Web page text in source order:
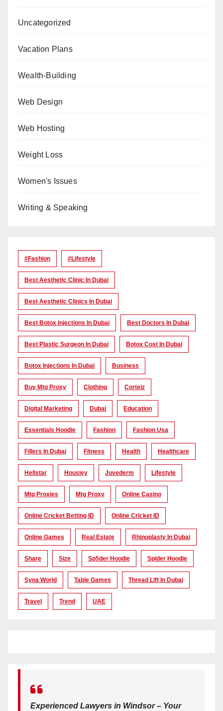
Uncategorized
Vacation Plans
Wealth-Building
Web Design
Web Hosting
Weight Loss
Women's Issues
Writing & Speaking
#Fashion #lifestyle
Best Aesthetic Clinic In Dubai
Best Aesthetic Clinics In Dubai
Best Botox Injections In Dubai Best Doctors In Dubai
Best Plastic Surgeon In Dubai Botox Cost In Dubai
Botox Injections In Dubai Business
Buy Mtg Proxy Clothing Corteiz
Digital Marketing Dubai Education
Essentials Hoodie Fashion Fashion Usa
Fillers In Dubai Fitness Health Healthcare
Hellstar Housiey Juvederm Lifestyle
Mtg Proxies Mtg Proxy Online Casino
Online Cricket Betting ID Online Cricket ID
Online Games Real Estate Rhinoplasty In Dubai
Share Size Sp5der Hoodie Spider Hoodie
Syna World Table Games Thread Lift In Dubai
Travel Trend UAE
Experienced Lawyers in Windsor – Your